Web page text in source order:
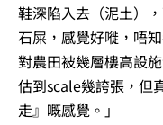
鞋深陷入去（泥土）
石屎，感覺好嘥，唔
對農田被幾層樓高設
估到scale幾誇張，但
走』嘅感覺。」